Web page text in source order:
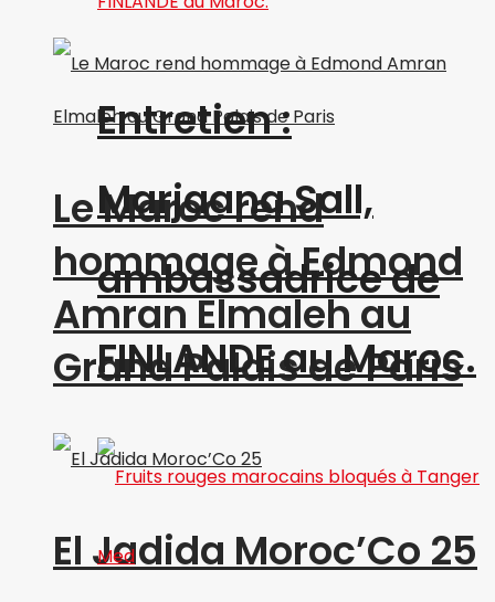
Le Maroc rend
hommage à Edmond
Amran Elmaleh au
Grand Palais de Paris
El Jadida Moroc’Co 25
Entretien :
Marjaana Sall,
ambassadrice de
FINLANDE au Maroc.